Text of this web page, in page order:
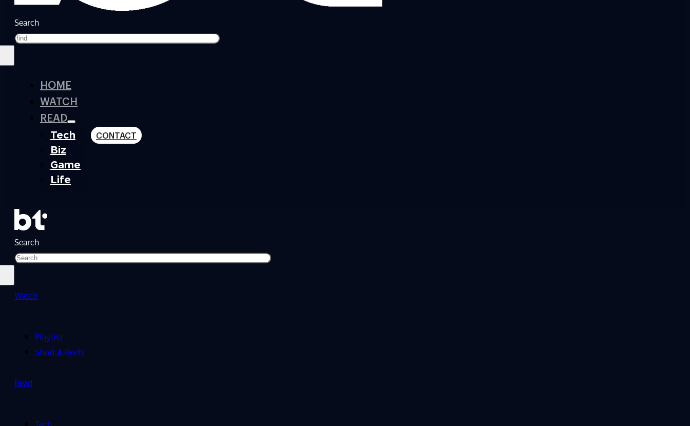
Search
HOME
WATCH
READ
Tech
Biz
Game
Life
CONTACT
Search
Watch
Playlist
Short & Reels
Read